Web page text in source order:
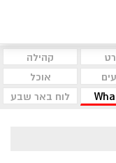
קהילה
אוכל
לוח באר שבע